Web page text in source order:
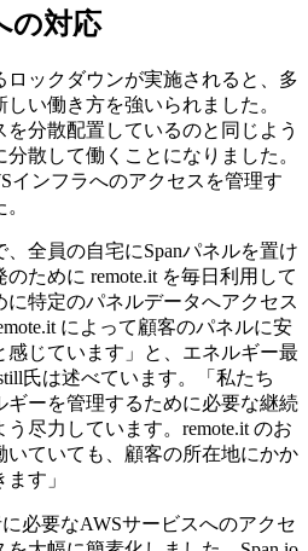
の対応
ックダウンが実施されると、多
しい働き方を強いられました。
を分散配置しているのと同じよう
散して働くことになりました。
インフラへのアクセスを管理す
、全員の自宅にSpanパネルを置け
ために remote.it を毎日利用して
特定のパネルデータへアクセス
によって顧客のパネルに安
じています」と、エネルギー最
氏は述べています。「私たち
ギーを管理するために必要な継続
尽力しています。remote.it のお
ていても、顧客の所在地にかか
す」
必要なAWSサービスへのアクセ